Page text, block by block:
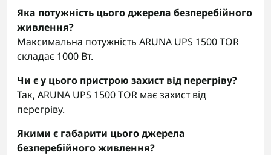
Яка потужність цього джерела безперебійного
живлення?
Максимальна потужність ARUNA UPS 1500 TOR
складає 1000 Вт.
Чи є у цього пристрою захист від перегріву?
Так, ARUNA UPS 1500 TOR має захист від
перегріву.
Якими є габарити цього джерела
безперебійного живлення?